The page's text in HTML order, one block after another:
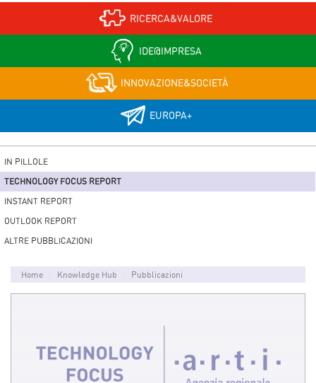
RICERCA&VALORE
IDE@IMPRESA
INNOVAZIONE&SOCIETÀ
EUROPA+
IN PILLOLE
TECHNOLOGY FOCUS REPORT
INSTANT REPORT
OUTLOOK REPORT
ALTRE PUBBLICAZIONI
Home Knowledge Hub Pubblicazioni